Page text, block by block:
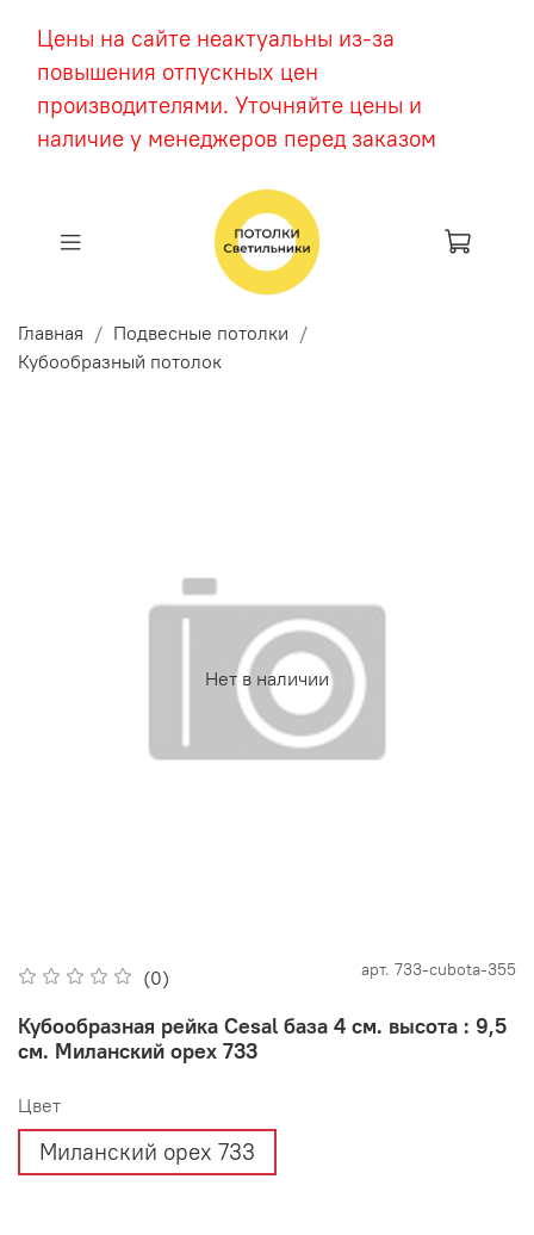
Цены на сайте неактуальны из-за
повышения отпускных цен
производителями. Уточняйте цены и
наличие у менеджеров перед заказом
Главная
Подвесные потолки
Кубообразный потолок
Нет в наличии
(0) арт. 733-cubota-355
Кубообразная рейка Cesal база 4 см. высота : 9,5
см. Миланский орех 733
Цвет
Миланский орех 733